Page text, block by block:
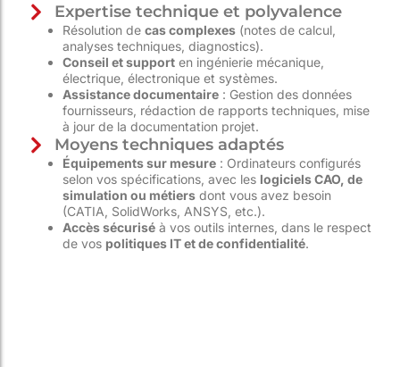
Expertise technique et polyvalence
Résolution de cas complexes (notes de calcul,
analyses techniques, diagnostics).
Conseil et support en ingénierie mécanique,
électrique, électronique et systèmes.
Assistance documentaire : Gestion des données
fournisseurs, rédaction de rapports techniques, mise
à jour de la documentation projet.
Moyens techniques adaptés
Équipements sur mesure : Ordinateurs configurés
selon vos spécifications, avec les logiciels CAO, de
simulation ou métiers dont vous avez besoin
(CATIA, SolidWorks, ANSYS, etc.).
Accès sécurisé à vos outils internes, dans le respect
de vos politiques IT et de confidentialité.